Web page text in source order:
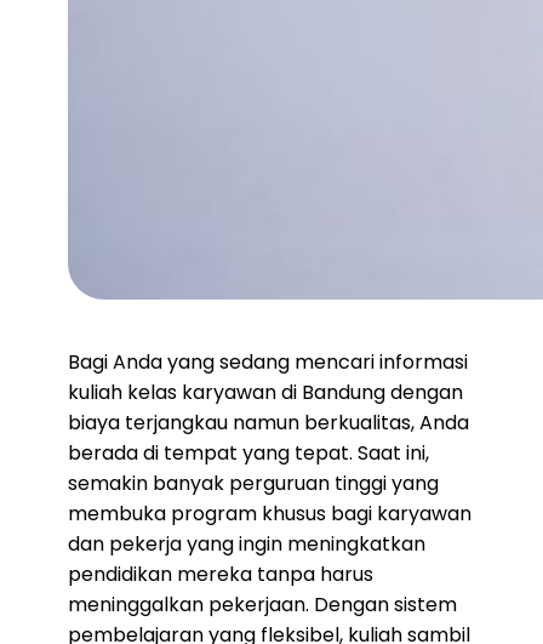
Bagi Anda yang sedang mencari informasi
kuliah kelas karyawan di Bandung dengan
biaya terjangkau namun berkualitas, Anda
berada di tempat yang tepat. Saat ini,
semakin banyak perguruan tinggi yang
membuka program khusus bagi karyawan
dan pekerja yang ingin meningkatkan
pendidikan mereka tanpa harus
meninggalkan pekerjaan. Dengan sistem
pembelajaran yang fleksibel, kuliah sambil